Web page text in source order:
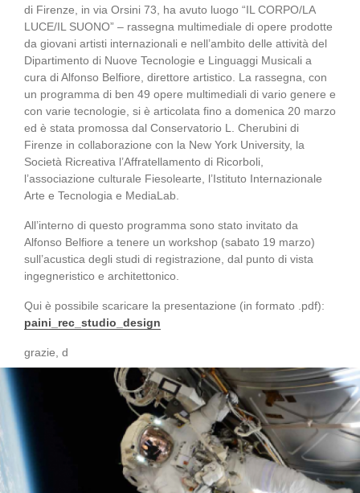
di Firenze, in via Orsini 73, ha avuto luogo “IL CORPO/LA
LUCE/IL SUONO” – rassegna multimediale di opere prodotte
da giovani artisti internazionali e nell’ambito delle attività del
Dipartimento di Nuove Tecnologie e Linguaggi Musicali a
cura di Alfonso Belfiore, direttore artistico. La rassegna, con
un programma di ben 49 opere multimediali di vario genere e
con varie tecnologie, si è articolata fino a domenica 20 marzo
ed è stata promossa dal Conservatorio L. Cherubini di
Firenze in collaborazione con la New York University, la
Società Ricreativa l’Affratellamento di Ricorboli,
l’associazione culturale Fiesolearte, l’Istituto Internazionale
Arte e Tecnologia e MediaLab.
All’interno di questo programma sono stato invitato da
Alfonso Belfiore a tenere un workshop (sabato 19 marzo)
sull’acustica degli studi di registrazione, dal punto di vista
ingegneristico e architettonico.
Qui è possibile scaricare la presentazione (in formato .pdf):
paini_rec_studio_design
grazie, d